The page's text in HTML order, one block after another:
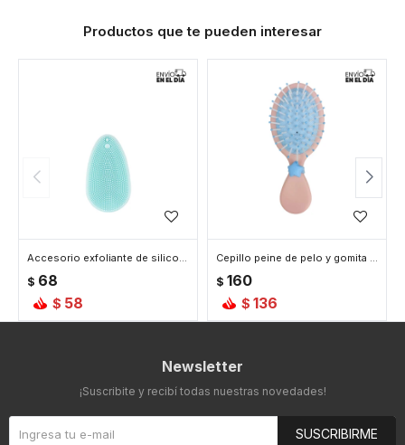
Productos que te pueden interesar
Accesorio exfoliante de silicona - Celeste
$ 68
$ 58
Cepillo peine de pelo y gomita - Celeste
$ 160
$ 136
Newsletter
¡Suscribite y recibí todas nuestras novedades!
SUSCRIBIRME